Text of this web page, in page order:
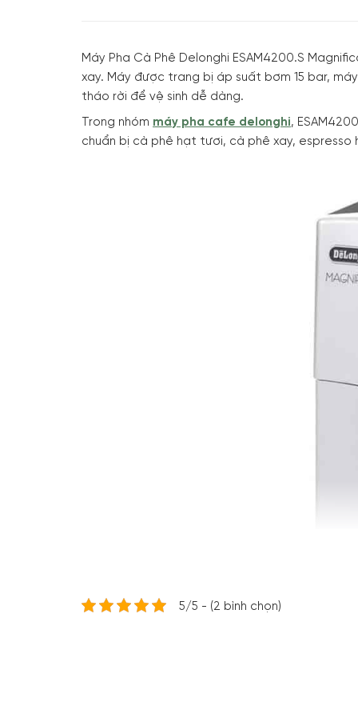
Máy Pha Cà Phê Delonghi ESAM4200.S
xay. Máy được trang bị áp suất bơm 15 bar,
tháo rời để vệ sinh dễ dàng.
Trong nhóm máy pha cafe delonghi,
chuẩn bị cà phê hạt tươi, cà phê xay,
5/5 - (2 bình chọn)